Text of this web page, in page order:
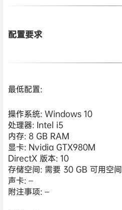
配置要求
最低配置:
操作系统: Windows 10
处理器: Intel i5
内存: 8 GB RAM
显卡: Nvidia GTX980M
DirectX 版本: 10
存储空间: 需要 30 GB 可用空间
声卡: –
附注事项: –